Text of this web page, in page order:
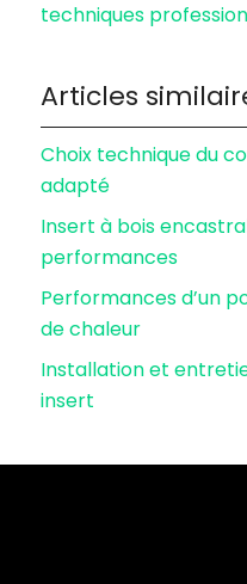
techniques
Articles
Choix technique du
adapté
Insert à bois
performances
Performances d’un
de chaleur
Installation et
insert